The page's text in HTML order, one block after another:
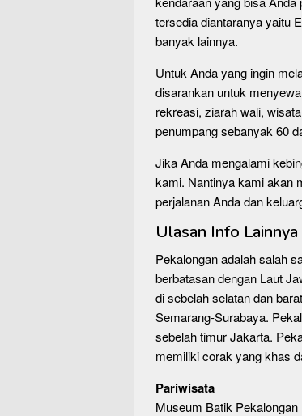
tersedia diantaranya yaitu
banyak lainnya.
Untuk Anda yang ingin
disarankan untuk
rekreasi, ziarah wali,
penumpang sebanyak 60
Jika Anda mengalami
kami. Nantinya kami akan
perjalanan Anda dan
Ulasan Info
Pekalongan adalah salah
berbatasan dengan Laut
di sebelah selatan dan
Semarang-Surabaya.
sebelah timur Jakarta.
memiliki corak yang khas
Pariwisata
Museum Batik Pekalongan